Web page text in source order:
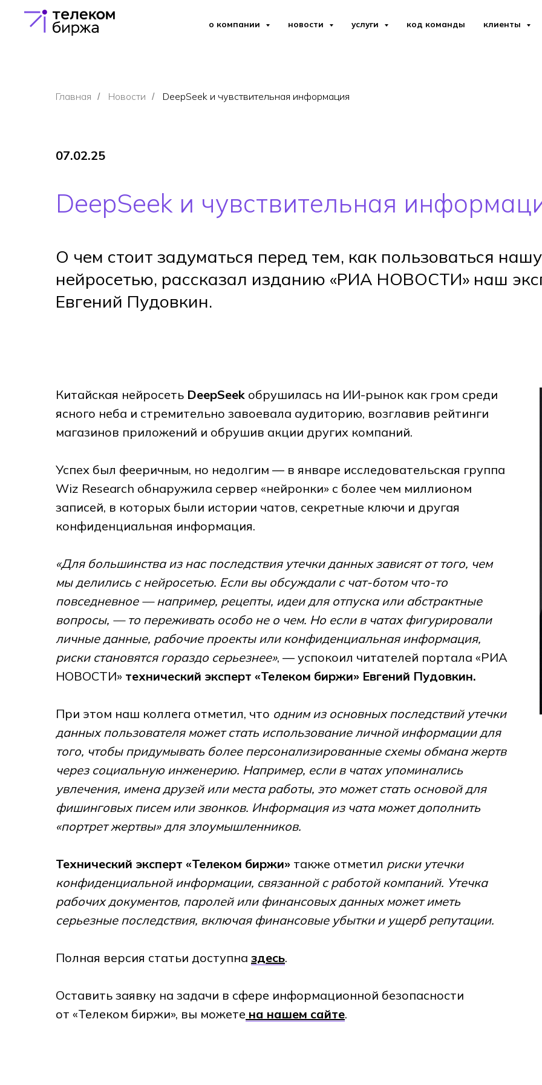
о компании новости услуги код команды клиенты
Главная / Новости / DeepSeek и чувствительная информация
07.02.25
DeepSeek и чувствительная
О чем стоит задуматься перед тем, как пользоваться
нейросетью, рассказал изданию «РИА НОВОСТИ» наш
Евгений Пудовкин.
Китайская нейросеть DeepSeek обрушилась на ИИ-рынок как гром среди
ясного неба и стремительно завоевала аудиторию, возглавив рейтинги
магазинов приложений и обрушив акции других компаний.
Успех был фееричным, но недолгим — в январе исследовательская группа
Wiz Research обнаружила сервер «нейронки» с более чем миллионом
записей, в которых были истории чатов, секретные ключи и другая
конфиденциальная информация.
«Для большинства из нас последствия утечки данных зависят от того, чем
мы делились с нейросетью. Если вы обсуждали с чат-ботом что-то
повседневное — например, рецепты, идеи для отпуска или абстрактные
вопросы, — то переживать особо не о чем. Но если в чатах фигурировали
личные данные, рабочие проекты или конфиденциальная информация,
риски становятся гораздо серьезнее», — успокоил читателей портала «РИА
НОВОСТИ» технический эксперт «Телеком биржи» Евгений Пудовкин.
При этом наш коллега отметил, что одним из основных последствий утечки
данных пользователя может стать использование личной информации для
того, чтобы придумывать более персонализированные схемы обмана жертв
через социальную инженерию. Например, если в чатах упоминались
увлечения, имена друзей или места работы, это может стать основой для
фишинговых писем или звонков. Информация из чата может дополнить
«портрет жертвы» для злоумышленников.
Технический эксперт «Телеком биржи» также отметил риски утечки
конфиденциальной информации, связанной с работой компаний. Утечка
рабочих документов, паролей или финансовых данных может иметь
серьезные последствия, включая финансовые убытки и ущерб репутации.
Полная версия статьи доступна здесь.
Оставить заявку на задачи в сфере информационной безопасности
от «Телеком биржи», вы можете на нашем сайте.